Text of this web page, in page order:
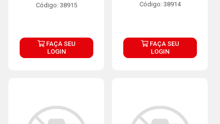
Código: 38915
FAÇA SEU
LOGIN
Código: 38914
FAÇA SEU
LOGIN